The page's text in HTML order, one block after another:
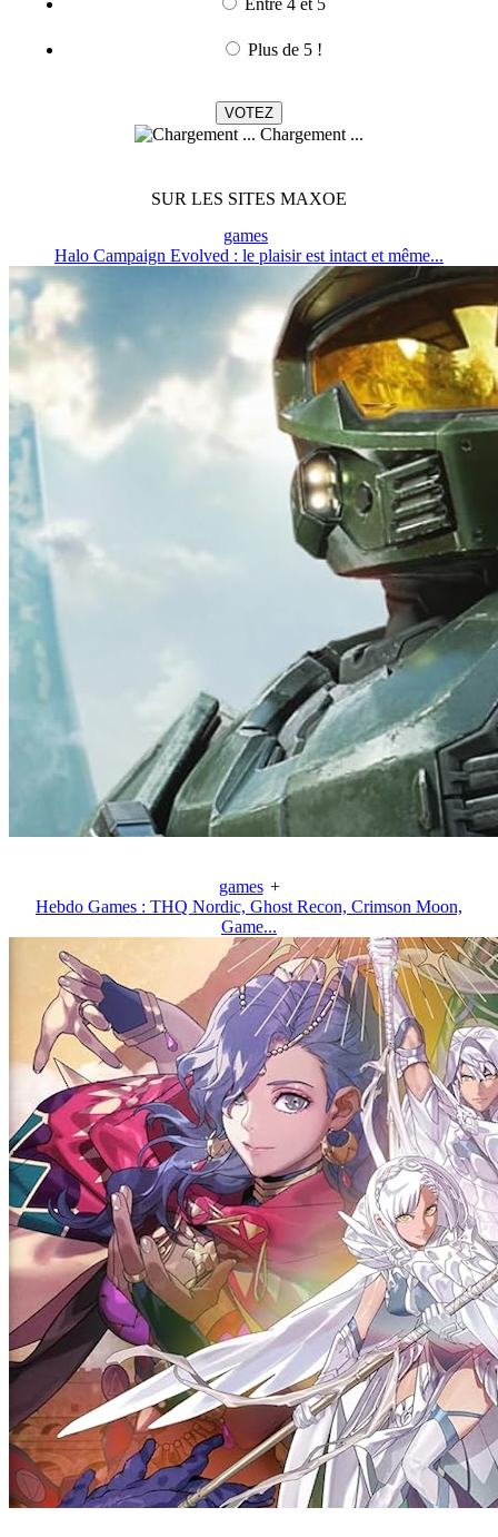
Plus de 5 !
Chargement ...
SUR LES SITES MAXOE
games
Halo Campaign Evolved : le plaisir est intact et même...
games +
Hebdo Games : THQ Nordic, Ghost Recon, Crimson Moon,
Game...